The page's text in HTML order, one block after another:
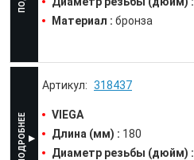
Материал : бронза
318437
VIEGA
Длина (мм) : 180
Диаметр резьбы (дюйм) :